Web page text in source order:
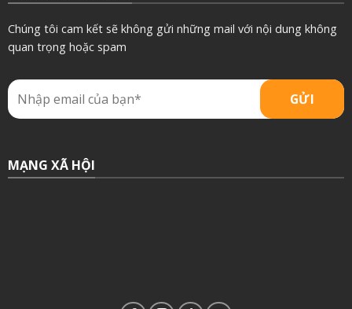
Chúng tôi cam kết sẽ không gửi những mail với nội dung không
quan trọng hoặc spam
MẠNG XÃ HỘI